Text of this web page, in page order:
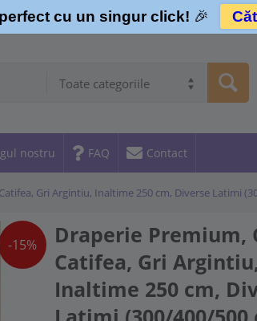
Toate categoriile
nostru FAQ Contact
Gri Argintiu, Inaltime 250 cm, Diverse Latimi
-15%
Draperie Premium,
Catifea, Gri
Inaltime 250 cm,
cu un singur click! 🎉